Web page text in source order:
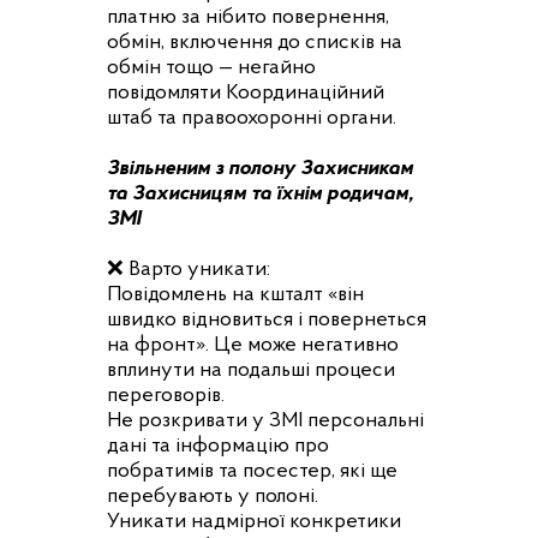
платню за нібито повернення,
обмін, включення до списків на
обмін тощо — негайно
повідомляти Координаційний
штаб та правоохоронні органи.
Звільненим з полону Захисникам
та Захисницям та їхнім родичам,
ЗМІ
❌ Варто уникати:
Повідомлень на кшталт «він
швидко відновиться і повернеться
на фронт». Це може негативно
вплинути на подальші процеси
переговорів.
Не розкривати у ЗМІ персональні
дані та інформацію про
побратимів та посестер, які ще
перебувають у полоні.
Уникати надмірної конкретики